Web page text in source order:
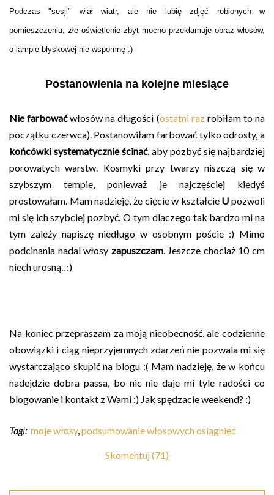
Podczas"sesji" wiałwiatr, ale nie lubię zdjęć robionychw
pomieszczeniu, złe oświetlenie zbyt mocno przekłamuje obraz włosów,
o lampie błyskowej nie wspomnę :)
Postanowienia na kolejne miesiące
Nie farbowaćwłosów na długości (ostatni razrobiłam to na
początku czerwca). Postanowiłam farbować tylko odrosty, a
końcówki systematycznie ścinać, aby pozbyć się najbardziej
porowatych warstw. Kosmyki przy twarzy niszczą się w
szybszym tempie, ponieważ je najczęściej kiedyś
prostowałam. Mam nadzieję, że cięcie w kształcie U pozwoli
mi się ich szybciej pozbyć. O tym dlaczego tak bardzo mi na
tym zależy napiszę niedługo w osobnym poście :) Mimo
podcinania nadal włosy zapuszczam. Jeszcze chociaż 10 cm
niech urosną.. :)
Na koniec przepraszam za moją nieobecność, ale codzienne
obowiązki i ciąg nieprzyjemnych zdarzeń nie pozwala mi się
wystarczająco skupić na blogu :( Mam nadzieję, że w końcu
nadejdzie dobra passa, bo nic nie daje mi tyle radości co
blogowanie i kontakt z Wami :) Jak spędzacie weekend? :)
Tagi: moje włosy,podsumowanie włosowych osiągnięć
Skomentuj (71)